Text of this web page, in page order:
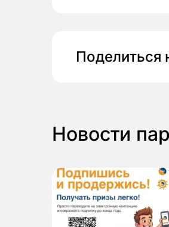
Поделиться
Новости